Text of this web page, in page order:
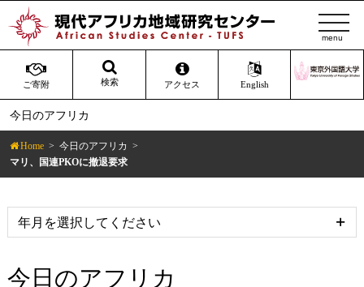
ご寄附 検索 アクセス English
t
o
g
l
v
g
a
今日のアフリカ
Home
今日のアフリカ
マリ、国連PKOに撤退要求
今日のアフリカ